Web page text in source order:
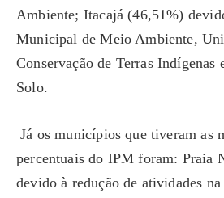
Ambiente; Itacajá (46,51%)
Municipal de Meio Ambiente,
Conservação de Terras Indígenas
Solo.
Já os municípios que tiveram as
percentuais do IPM foram: Praia
devido à redução de atividades